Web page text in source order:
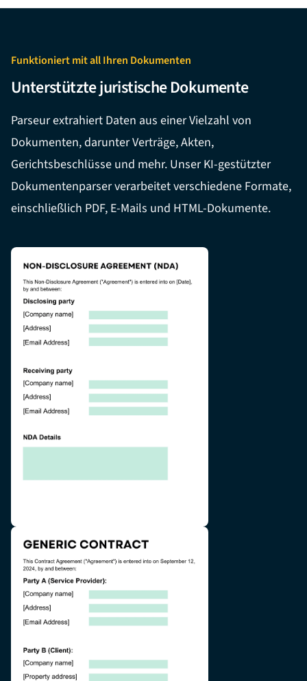
Funktioniert mit all Ihren Dokumenten
Unterstützte juristische Dokumente
Parseur extrahiert Daten aus einer Vielzahl von
Dokumenten, darunter Verträge, Akten,
Gerichtsbeschlüsse und mehr. Unser KI-gestützter
Dokumentenparser verarbeitet verschiedene Formate,
einschließlich PDF, E-Mails und HTML-Dokumente.